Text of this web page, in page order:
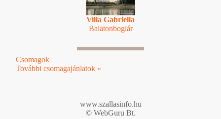
Villa Gabriella
Balatonboglár
Csomagok
További csomagajánlatok »
www.szallasinfo.hu
© WebGuru Bt.